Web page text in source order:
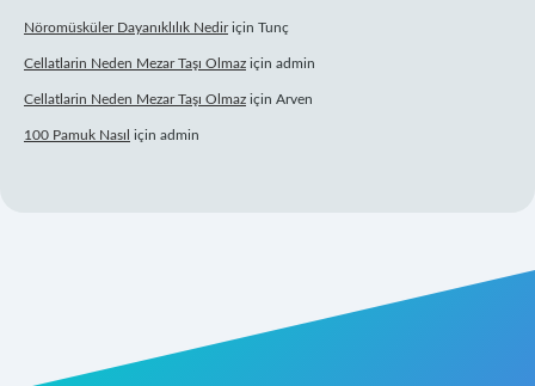
Nöromüsküler Dayanıklılık Nediriçin Tunç
Cellatlarin Neden Mezar Taşı Olmaz için admin
Cellatlarin Neden Mezar Taşı Olmaz için Arven
100 Pamuk Nasıl için admin